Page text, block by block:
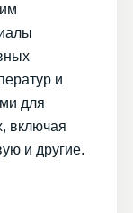
и
для
включая
и другие.